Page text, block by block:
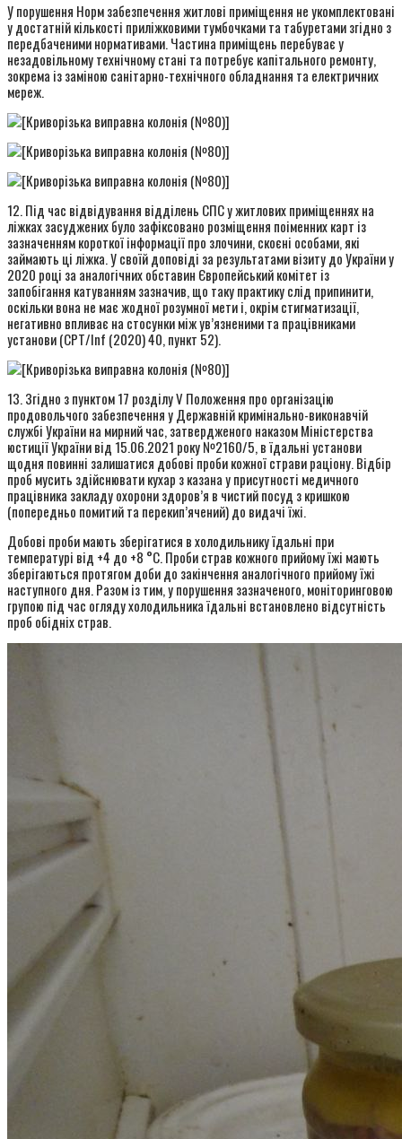
У порушення Норм забезпечення житлові приміщення не укомплектовані
у достатній кількості приліжковими тумбочками та табуретами згідно з
передбаченими нормативами. Частина приміщень перебуває у
незадовільному технічному стані та потребує капітального ремонту,
зокрема із заміною санітарно-технічного обладнання та електричних
мереж.
12. Під час відвідування відділень СПС у житлових приміщеннях на
ліжках засуджених було зафіксовано розміщення поіменних карт із
зазначенням короткої інформації про злочини, скоєні особами, які
займають ці ліжка. У своїй доповіді за результатами візиту до України у
2020 році за аналогічних обставин Європейський комітет із
запобігання катуванням зазначив, що таку практику слід припинити,
оскільки вона не має жодної розумної мети і, окрім стигматизації,
негативно впливає на стосунки між ув’язненими та працівниками
установи (CPT/Inf (2020) 40, пункт 52).
13. Згідно з пунктом 17 розділу V Положення про організацію
продовольчого забезпечення у Державній кримінально-виконавчій
службі України на мирний час, затвердженого наказом Міністерства
юстиції України від 15.06.2021 року №2160/5, в їдальні установи
щодня повинні залишатися добові проби кожної страви раціону. Відбір
проб мусить здійснювати кухар з казана у присутності медичного
працівника закладу охорони здоров’я в чистий посуд з кришкою
(попередньо помитий та перекип’ячений) до видачі їжі.
Добові проби мають зберігатися в холодильнику їдальні при
температурі від +4 до +8 °C. Проби страв кожного прийому їжі мають
зберігаються протягом доби до закінчення аналогічного прийому їжі
наступного дня. Разом із тим, у порушення зазначеного, моніторинговою
групою під час огляду холодильника їдальні встановлено відсутність
проб обідніх страв.